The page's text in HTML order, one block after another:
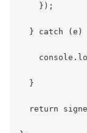
    });
} catch (e)
  }
return